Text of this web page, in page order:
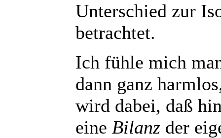
Unterschied zur
betrachtet.
Ich fühle mich
dann ganz
wird dabei, daß
eine Bilanzder